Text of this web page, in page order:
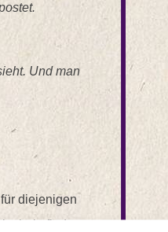
Und man
diejenigen
finde